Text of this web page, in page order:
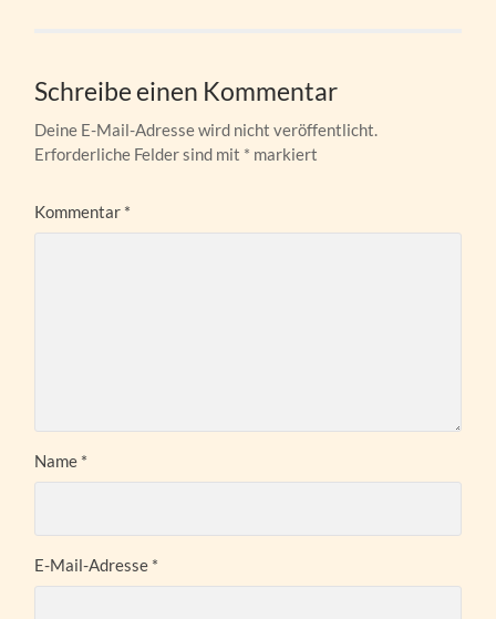
Schreibe einen Kommentar
Deine E-Mail-Adresse wird nicht veröffentlicht.
Erforderliche Felder sind mit * markiert
Kommentar *
Name *
E-Mail-Adresse *